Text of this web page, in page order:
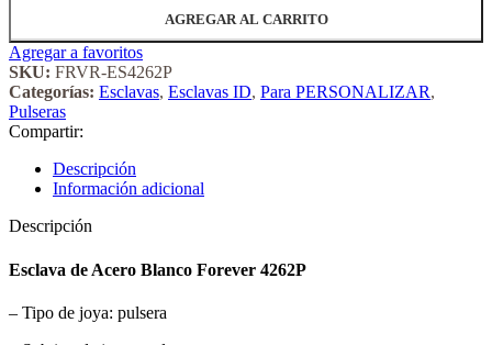
AGREGAR AL CARRITO
Agregar a favoritos
SKU: FRVR-ES4262P
Categorías: Esclavas, Esclavas ID, Para PERSONALIZAR,
Pulseras
Compartir:
Descripción
Información adicional
Descripción
Esclava de Acero Blanco Forever 4262P
– Tipo de joya: pulsera